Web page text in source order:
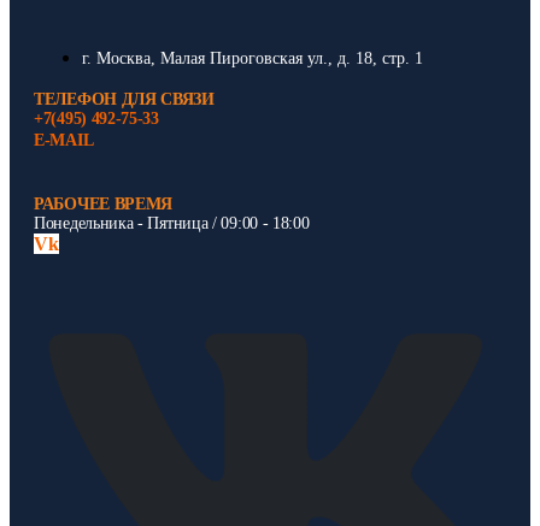
г. Москва, Малая Пироговская ул., д. 18, стр. 1
ТЕЛЕФОН ДЛЯ СВЯЗИ
+7(495) 492-75-33
E-MAIL
РАБОЧЕЕ ВРЕМЯ
Понедельника - Пятница / 09:00 - 18:00
Vk